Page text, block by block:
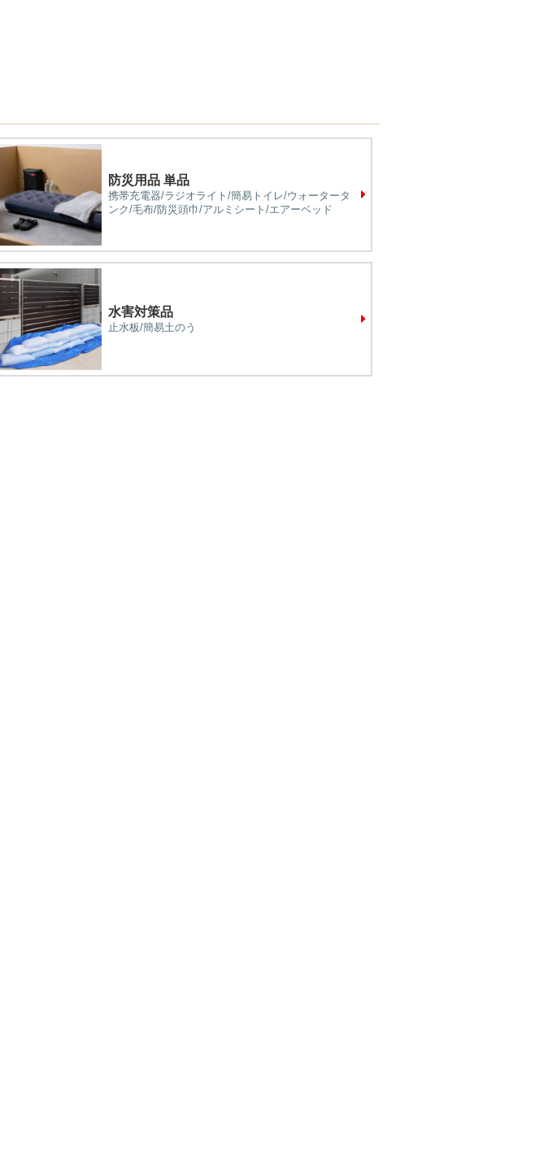
防災用品 単品
携帯充電器/ラジオライト/簡易トイレ/ウォータータ
ンク/毛布/防災頭巾/アルミシート/エアーベッド
水害対策品
止水板/簡易土のう